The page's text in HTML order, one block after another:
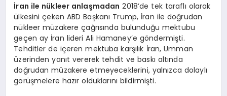
İran ile nükleer anlaşmadan 2018’de tek taraflı olarak
ülkesini çeken ABD Başkanı Trump, İran ile doğrudan
nükleer müzakere çağrısında bulunduğu mektubu
geçen ay İran lideri Ali Hamaney’e göndermişti.
Tehditler de içeren mektuba karşılık İran, Umman
üzerinden yanıt vererek tehdit ve baskı altında
doğrudan müzakere etmeyeceklerini, yalnızca dolaylı
görüşmelere hazır olduklarını bildirmişti.